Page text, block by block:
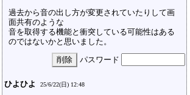
過去から音の出し方が変更されていたりして画
面共有のような
音を取得する機能と衝突している可能性はある
のではないかと思いました。
パスワード
ひよひよ 25/6/22(日) 12:48